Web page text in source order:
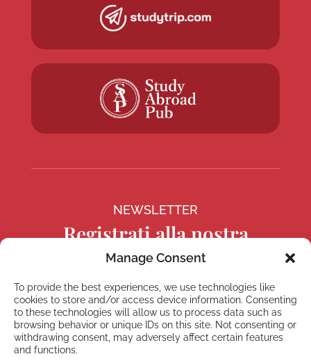
Manage Consent
To provide the best experiences, we use technologies like
cookies to store and/or access device information. Consenting
to these technologies will allow us to process data such as
browsing behavior or unique IDs on this site. Not consenting or
withdrawing consent, may adversely affect certain features
and functions.
NEWSLETTER
Registrati alla nostra
Newsletter
Registrati